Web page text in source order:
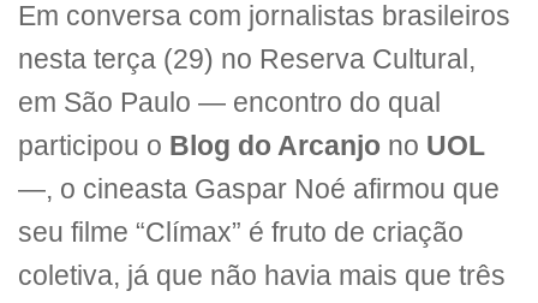
Em conversa com jornalistas brasileiros
nesta terça (29) no Reserva Cultural,
em São Paulo — encontro do qual
participou o Blog do Arcanjo no UOL
—, o cineasta Gaspar Noé afirmou que
seu filme “Clímax” é fruto de criação
coletiva, já que não havia mais que três